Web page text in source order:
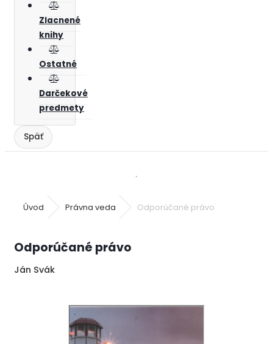
Zlacnené
knihy
Ostatné
Darčekové
predmety
Úvod Právna veda Odporúčané právo
Odporúčané právo
Ján Svák